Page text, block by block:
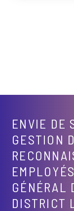
ENVIE DE
GESTION
GÉNÉRAL
DISTRICT